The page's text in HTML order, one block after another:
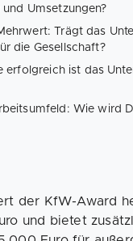
Umsetzungen?
Trägt das
die Gesellschaft?
ist das
Wie wird
der KfW-Award
und bietet